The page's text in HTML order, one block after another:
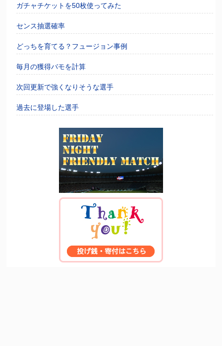
ガチャチケットを50枚使ってみた
センス抽選確率
どっちを育てる？フュージョン事例
毎月の獲得バモを計算
次回更新で強くなりそうな選手
過去に登場した選手